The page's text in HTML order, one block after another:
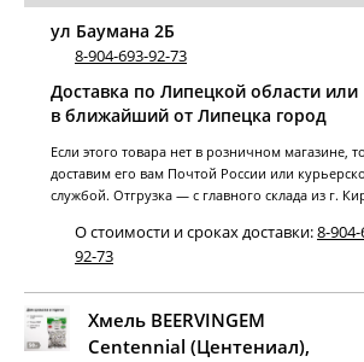
ул Баумана 2Б
8-904-693-92-73
Доставка по Липецкой области или
в ближайший от Липецка город
Если этого товара нет в розничном магазине,
доставим его вам Почтой России или
службой. Отгрузка — с главного склада из г.
О стоимости и сроках доставки:8-
92-73
Хмель BEERVINGEM
Centennial (Центениал),